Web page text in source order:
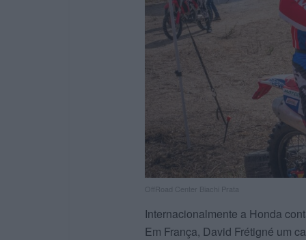
OffRoad Center Biachi Prata
Internacionalmente a Honda
Em França, David Frétigné um